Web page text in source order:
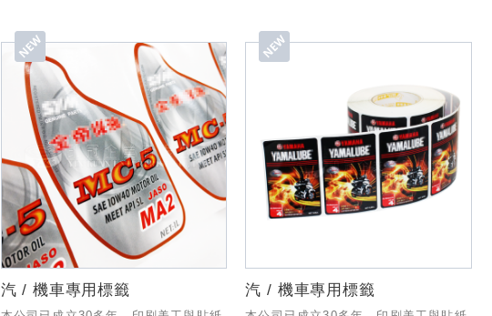
務，希望有幸能和貴公司合作!
務，希望有幸能和貴公司合作!
汽 / 機車專用標籤 汽 / 機車專用標籤